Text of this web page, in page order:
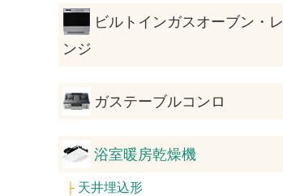
ビルトインガスオーブン・レ
ンジ
ガステーブルコンロ
浴室暖房乾燥機
├ 天井埋込形